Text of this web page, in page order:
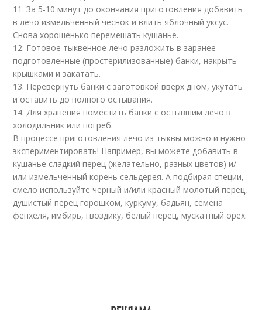
11. За 5-10 минут до окончания приготовления добавить
в лечо измельченный чеснок и влить яблочный уксус.
Снова хорошенько перемешать кушанье.
12. Готовое тыквенное лечо разложить в заранее
подготовленные (простерилизованные) банки, накрыть
крышками и закатать.
13. Перевернуть банки с заготовкой вверх дном, укутать
и оставить до полного остывания.
14. Для хранения поместить банки с остывшим лечо в
холодильник или погреб.
В процессе приготовления лечо из тыквы можно и нужно
экспериментировать! Например, вы можете добавить в
кушанье сладкий перец (желательно, разных цветов) и/
или измельченный корень сельдерея. А подбирая специи,
смело используйте черный и/или красный молотый перец,
душистый перец горошком, куркуму, бадьян, семена
фенхеля, имбирь, гвоздику, белый перец, мускатный орех.